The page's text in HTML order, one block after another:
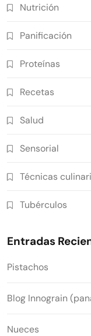
Nutrición
Panificación
Proteínas
Recetas
Salud
Sensorial
Técnicas
Tubérculos
Entradas
Pistachos
Blog Innograin
Nueces